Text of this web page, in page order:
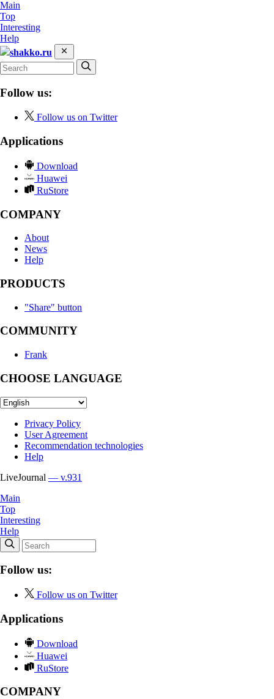
Main
Top
Interesting
Help
shakko.ru
Follow us:
Follow us on Twitter
Applications
Download
Huawei
RuStore
COMPANY
About
News
Help
PRODUCTS
"Share" button
COMMUNITY
Frank
CHOOSE LANGUAGE
Privacy Policy
User Agreement
Recommendation technologies
Help
LiveJournal — v.931
Main
Top
Interesting
Help
Follow us:
Follow us on Twitter
Applications
Download
Huawei
RuStore
COMPANY